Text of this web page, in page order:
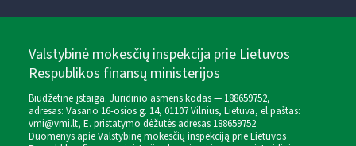
Valstybinė mokesčių inspekcija prie Lietuvos
Respublikos finansų ministerijos
Biudžetinė įstaiga. Juridinio asmens kodas — 188659752,
adresas: Vasario 16-osios g. 14, 01107 Vilnius, Lietuva, el.paštas:
vmi@vmi.lt, E. pristatymo dėžutės adresas 188659752
Duomenys apie Valstybinę mokesčių inspekciją prie Lietuvos